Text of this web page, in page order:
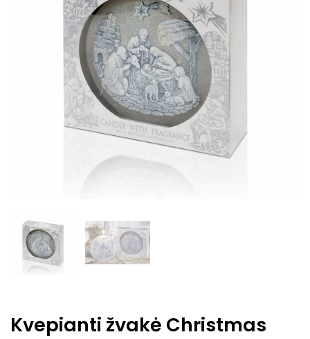
Kvepianti žvakė Christmas